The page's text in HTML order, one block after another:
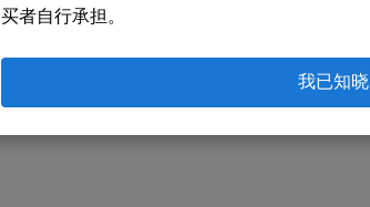
买者自行承担。
我已知晓